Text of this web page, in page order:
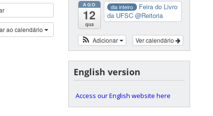
ao calendário
AGO
12
qua
dia inteiro
Feira do Livro
da UFSC @Reitoria
Ver calendário
Adicionar
English version
Access our English website here